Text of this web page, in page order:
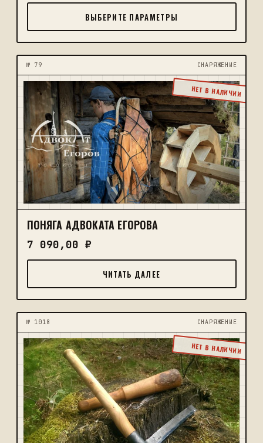
ВЫБЕРИТЕ ПАРАМЕТРЫ
№ 79 CНАРЯЖЕНИЕ
НЕТ В НАЛИЧИИ
ПОНЯГА АДВОКАТА ЕГОРОВА
7 090,00 ₽
ЧИТАТЬ ДАЛЕЕ
№ 1018 CНАРЯЖЕНИЕ
НЕТ В НАЛИЧИИ